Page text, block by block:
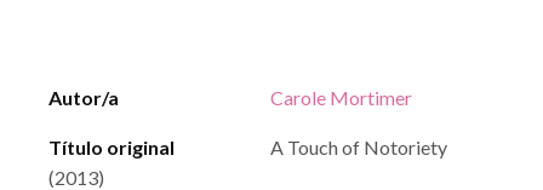
Autor/a Carole Mortimer
Título original
A Touch of Notoriety
(2013)